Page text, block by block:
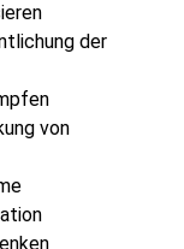
der
von